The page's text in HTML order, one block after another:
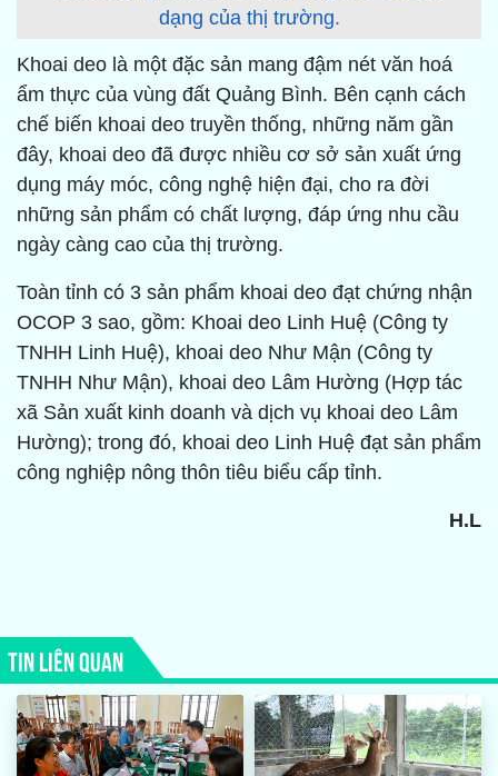
dạng của thị trường.
Khoai deo là một đặc sản mang đậm nét văn hoá
ẩm thực của vùng đất Quảng Bình. Bên cạnh cách
chế biến khoai deo truyền thống, những năm gần
đây, khoai deo đã được nhiều cơ sở sản xuất ứng
dụng máy móc, công nghệ hiện đại, cho ra đời
những sản phẩm có chất lượng, đáp ứng nhu cầu
ngày càng cao của thị trường.
Toàn tỉnh có 3 sản phẩm khoai deo đạt chứng nhận
OCOP 3 sao, gồm: Khoai deo Linh Huệ (Công ty
TNHH Linh Huệ), khoai deo Như Mận (Công ty
TNHH Như Mận), khoai deo Lâm Hường (Hợp tác
xã Sản xuất kinh doanh và dịch vụ khoai deo Lâm
Hường); trong đó, khoai deo Linh Huệ đạt sản phẩm
công nghiệp nông thôn tiêu biểu cấp tỉnh.
H.L
TIN LIÊN QUAN